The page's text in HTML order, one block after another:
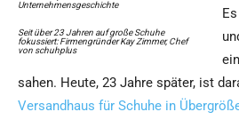
Seit über 23 Jahren auf große Schuhe
fokussiert: Firmengründer Kay Zimmer, Chef
von schuhplus
sahen. Heute, 23 Jahre später, ist
Versandhaus für Schuhe in